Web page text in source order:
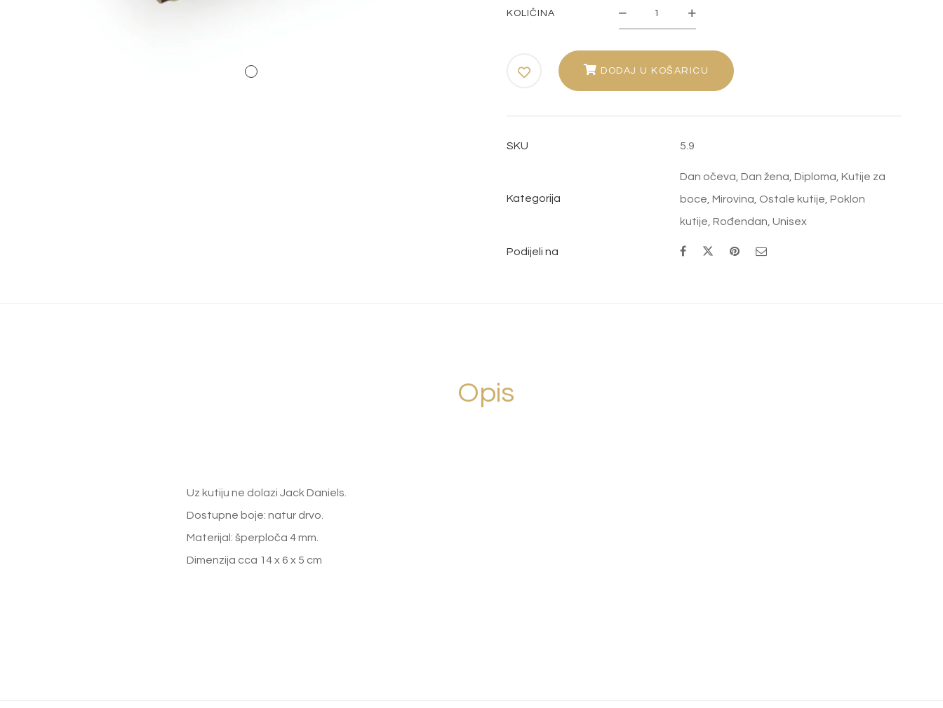
KOLIČINA
Kutija
DODAJ U KOŠARICU
SKU 5.9
Kategorija
Dan očeva Dan žena Diploma Kutije za
boce Mirovina Ostale kutije Poklon
kutije Rođendan Unisex
Podijeli na
Opis
Uz kutiju ne dolazi Jack Daniels.
Dostupne boje: natur drvo.
Materijal: šperploča 4 mm.
Dimenzija cca 14 x 6 x 5 cm